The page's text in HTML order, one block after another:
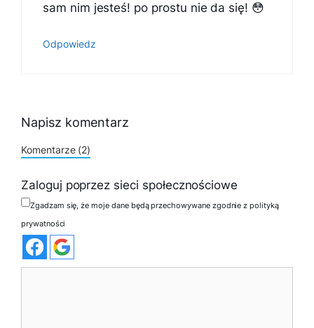
sam nim jesteś! po prostu nie da się! 😳
Odpowiedz
Napisz komentarz
Komentarze (2)
Zaloguj poprzez sieci społecznościowe
Zgadzam się, że moje dane będą przechowywane zgodnie z polityką
prywatności